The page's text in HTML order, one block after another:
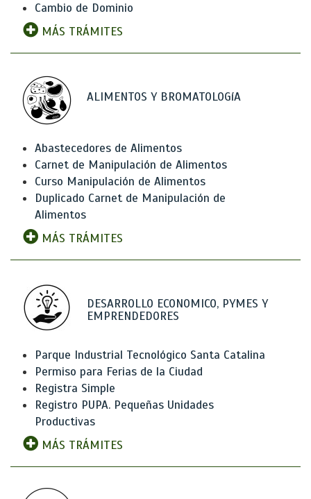
Cambio de Dominio
MÁS TRÁMITES
ALIMENTOS Y BROMATOLOGíA
Abastecedores de Alimentos
Carnet de Manipulación de Alimentos
Curso Manipulación de Alimentos
Duplicado Carnet de Manipulación de
Alimentos
MÁS TRÁMITES
DESARROLLO ECONOMICO, PYMES Y
EMPRENDEDORES
Parque Industrial Tecnológico Santa Catalina
Permiso para Ferias de la Ciudad
Registra Simple
Registro PUPA. Pequeñas Unidades
Productivas
MÁS TRÁMITES